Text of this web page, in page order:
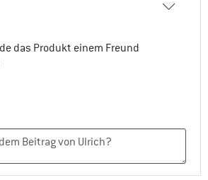
das Produkt einem Freund